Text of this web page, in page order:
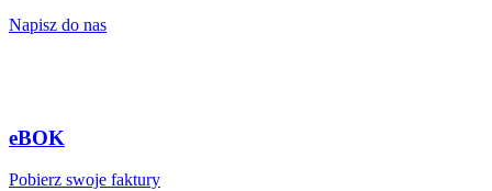
Napisz do nas
eBOK
Pobierz swoje faktury